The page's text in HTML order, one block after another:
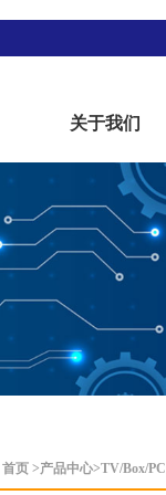
关于我们
首页 >产品中心>TV/Box/PC